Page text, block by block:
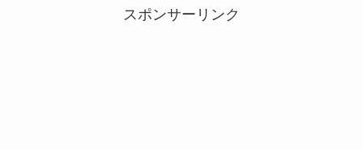
スポンサーリンク